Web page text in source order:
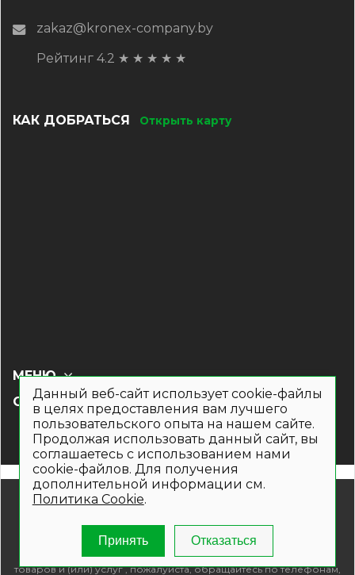
zakaz@kronex-company.by
Рейтинг 4.2 ★ ★ ★ ★ ★
КАК ДОБРАТЬСЯ Открыть карту
СОЦ СЕТИ
МЕНЮ
© 2019- 2026. Общество с ограниченной ответственностью
Информация на сайте носит рекламно-информационный
характер и не является публичной офертой. Для получения
подробной информации о наличии и стоимости указанных
товаров и (или) услуг , пожалуйста, обращайтесь по телефонам,
Данный веб-сайт использует cookie-файлы
в целях предоставления вам лучшего
пользовательского опыта на нашем сайте.
Продолжая использовать данный сайт, вы
соглашаетесь с использованием нами
cookie-файлов. Для получения
дополнительной информации см.
Политика Cookie.
Принять Отказаться